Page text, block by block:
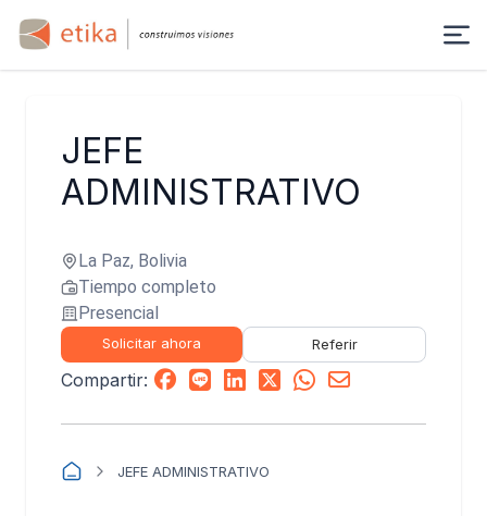
JEFE
ADMINISTRATIVO
La Paz, Bolivia
Tiempo completo
Presencial
Solicitar ahora Referir
Compartir:
JEFE ADMINISTRATIVO